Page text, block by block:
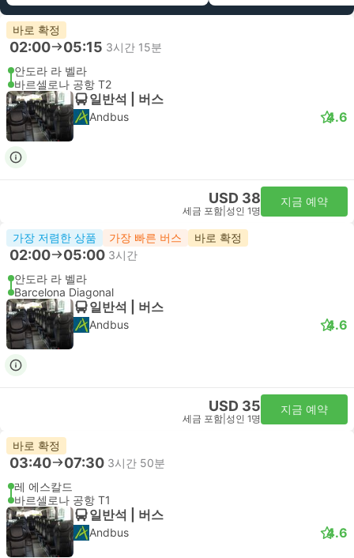
바로 확정
02:00 05:15 3시간 15분
안도라 라 벨라
바르셀로나 공항 T2
일반석 | 버스
Andbus 4.6
USD 38
세금 포함 성인 1명
지금 예약
가장 저렴한 상품 가장 빠른 버스 바로 확정
02:00 05:00 3시간
안도라 라 벨라
Barcelona Diagonal
일반석 | 버스
Andbus 4.6
USD 35
세금 포함 성인 1명
지금 예약
바로 확정
03:40 07:30 3시간 50분
레 에스칼드
바르셀로나 공항 T1
일반석 | 버스
Andbus 4.6